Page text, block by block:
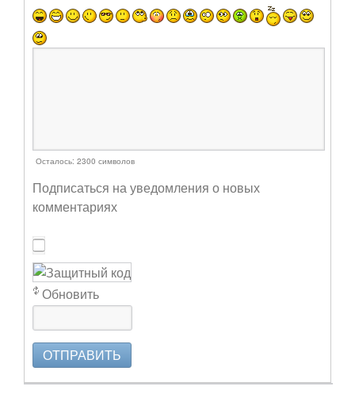
Осталось: 2300 символов
Подписаться на уведомления о новых
комментариях
Обновить
ОТПРАВИТЬ